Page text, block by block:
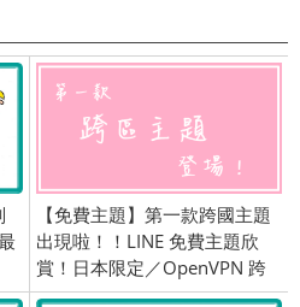
【免費主題】第一款跨國主題
出現啦！！LINE 免費主題欣
賞！日本限定／OpenVPN 跨
區／綁門號／2015/3/5